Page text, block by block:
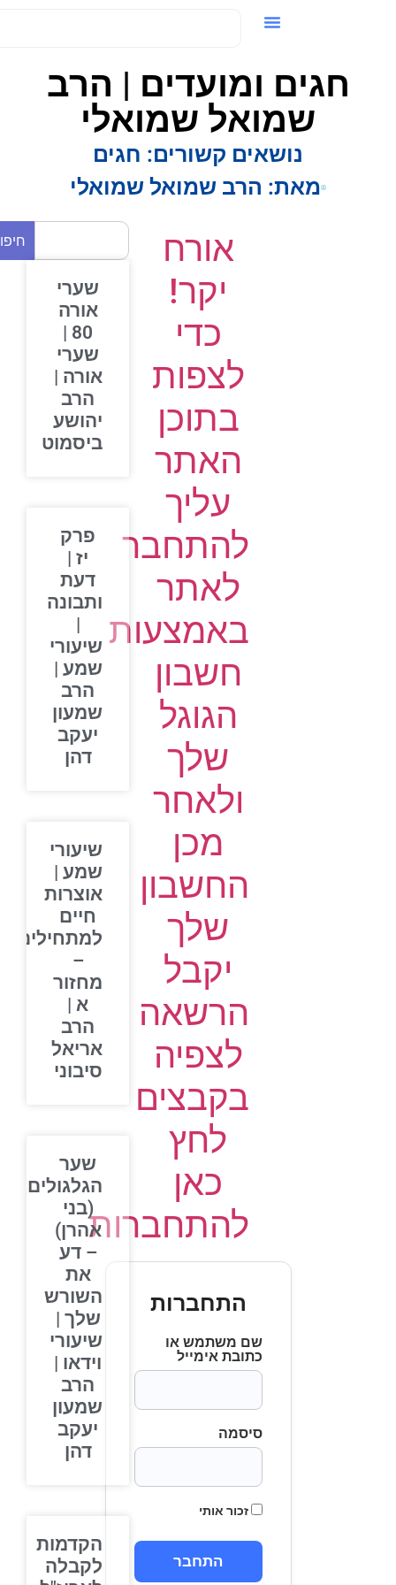
חגים ומועדים | הרב
שמואל שמואלי
נושאים קשורים: חגים
מאת:הרב שמואל שמואלי
אורח
יקר!
כדי
לצפות
בתוכן
האתר
עליך
להתחבר
לאתר
באמצעות
חשבון
הגוגל
שלך
ולאחר
מכן
החשבון
שלך
יקבל
הרשאה
לצפיה
בקבצים
לחץ
כאן
להתחברות
התחברות
שם משתמש או
כתובת אימייל
סיסמה
זכור אותי
חיפוש
שערי
אורה
80 |
שערי
אורה |
הרב
יהושע
ביסמוט
פרק
יז |
דעת
ותבונה
שיעורי
שמע |
הרב
שמעון
יעקב
דהן
שיעורי
שמע |
אוצרות
חיים
למתחילים
מחזור
א |
הרב
אריאל
סיבוני
שער
הגלגולים
(בני
אהרן)
– דע
את
השורש
שלך |
שיעורי
וידאו |
הרב
שמעון
יעקב
דהן
הקדמות
לקבלה